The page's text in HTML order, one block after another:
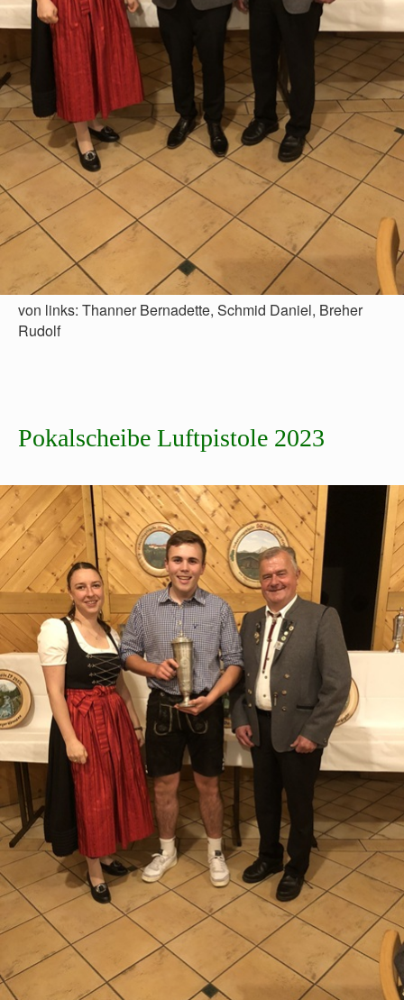
von links: Thanner Bernadette, Schmid Daniel, Breher
Rudolf
Pokalscheibe Luftpistole 2023